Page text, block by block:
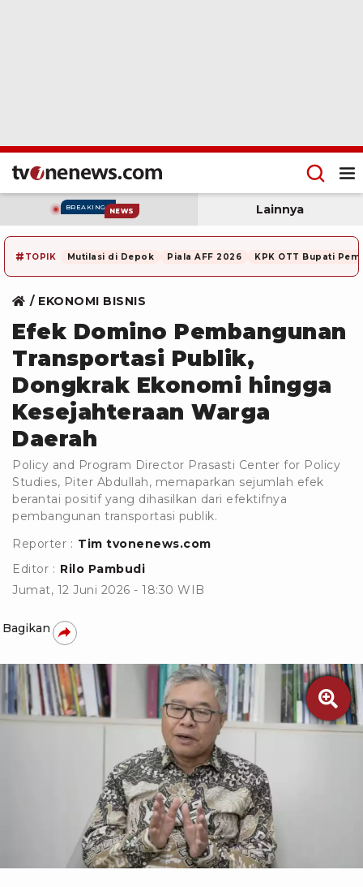
BREAKING NEWS Lainnya
# TOPIK Mutilasi di Depok Piala AFF 2026 KPK OTT Bupati
EKONOMI BISNIS
Efek Domino Pembangunan
Transportasi Publik,
Dongkrak Ekonomi hingga
Kesejahteraan Warga
Daerah
Policy and Program Director Prasasti Center for Policy
Studies, Piter Abdullah, memaparkan sejumlah efek
berantai positif yang dihasilkan dari efektifnya
pembangunan transportasi publik.
Reporter : Tim tvonenews.com
Editor : Rilo Pambudi
Jumat, 12 Juni 2026 - 18:30 WIB
Bagikan

Istimewa